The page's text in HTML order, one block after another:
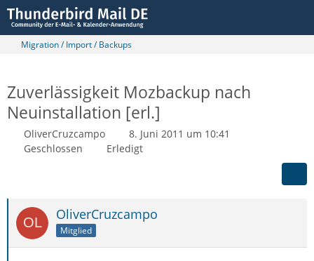
Migration / Import / Backups
Zuverlässigkeit Mozbackup nach
Neuinstallation [erl.]
OliverCruzcampo
8. Juni 2011 um 10:41
Geschlossen
Erledigt
OliverCruzcampo
Mitglied